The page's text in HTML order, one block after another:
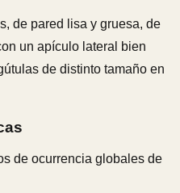
de pared lisa y gruesa, de
un apículo lateral bien
de distinto tamaño en
de ocurrencia globales de